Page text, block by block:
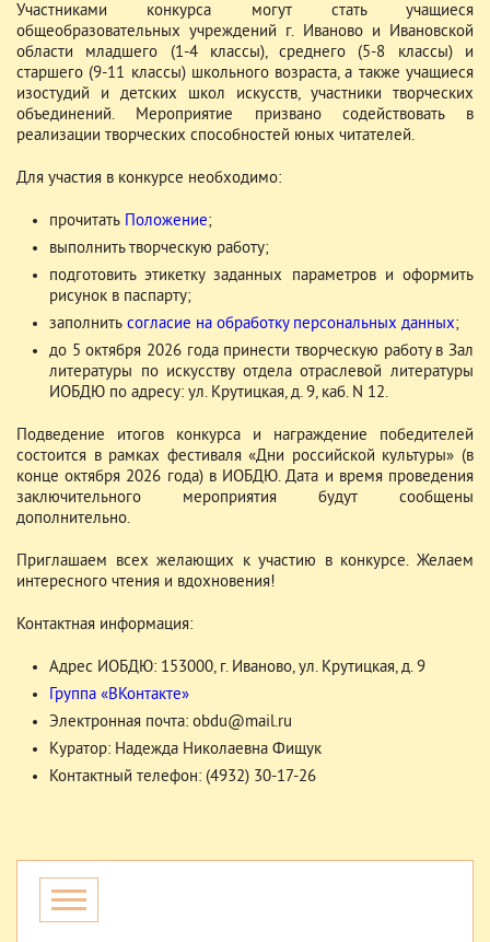
Участниками конкурса могут стать учащиеся
общеобразовательных учреждений г. Иваново и Ивановской
области младшего (1-4 классы), среднего (5-8 классы) и
старшего (9-11 классы) школьного возраста, а также учащиеся
изостудий и детских школ искусств, участники творческих
объединений. Мероприятие призвано содействовать в
реализации творческих способностей юных читателей.
Для участия в конкурсе необходимо:
прочитать Положение;
выполнить творческую работу;
подготовить этикетку заданных параметров и оформить
рисунок в паспарту;
заполнить согласие на обработку персональных данных;
до 5 октября 2026 года принести творческую работу в Зал
литературы по искусству отдела отраслевой литературы
ИОБДЮ по адресу: ул. Крутицкая, д. 9, каб. N 12.
Подведение итогов конкурса и награждение победителей
состоится в рамках фестиваля «Дни российской культуры» (в
конце октября 2026 года) в ИОБДЮ. Дата и время проведения
заключительного мероприятия будут сообщены
дополнительно.
Приглашаем всех желающих к участию в конкурсе. Желаем
интересного чтения и вдохновения!
Контактная информация:
Адрес ИОБДЮ: 153000, г. Иваново, ул. Крутицкая, д. 9
Группа «ВКонтакте»
Электронная почта: obdu@mail.ru
Куратор: Надежда Николаевна Фищук
Контактный телефон: (4932) 30-17-26